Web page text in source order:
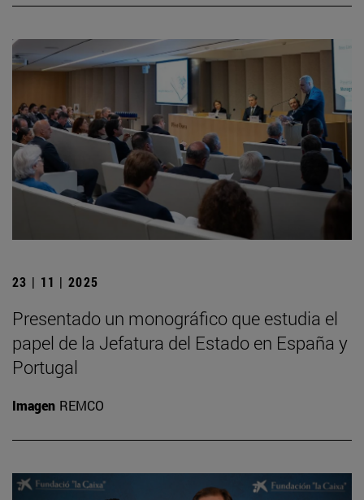
23 | 11 | 2025
Presentado un monográfico que estudia el
papel de la Jefatura del Estado en España y
Portugal
Imagen REMCO